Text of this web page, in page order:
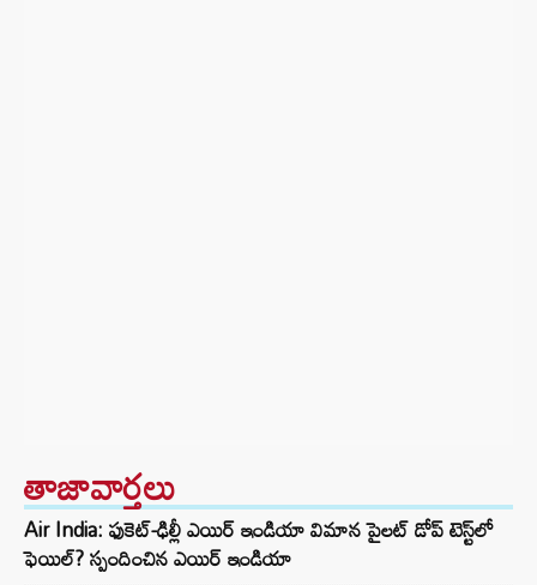
తాజావార్తలు
Air India: ఫుకెట్-ఢిల్లీ ఎయిర్ ఇండియా విమాన పైలట్ డోప్ టెస్ట్‌లో
ఫెయిల్? స్పందించిన ఎయిర్ ఇండియా